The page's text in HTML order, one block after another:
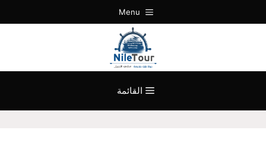
إلى
Menu
القائمة